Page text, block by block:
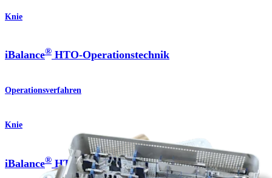
Knie
iBalance® HTO-Operationstechnik
Operationsverfahren
Knie
iBalance® HTO-System